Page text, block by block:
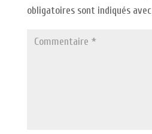
obligatoires sont indiqués avec